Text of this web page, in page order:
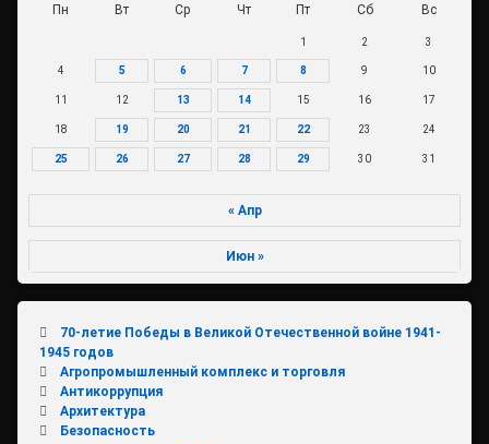
Пн Вт Ср Чт Пт Сб Вс
1 2 3
4 5 6 7 8 9 10
11 12 13 14 15 16 17
18 19 20 21 22 23 24
25 26 27 28 29 30 31
« Апр
Июн »
70-летие Победы в Великой Отечественной войне 1941-
1945 годов
Агропромышленный комплекс и торговля
Антикоррупция
Архитектура
Безопасность